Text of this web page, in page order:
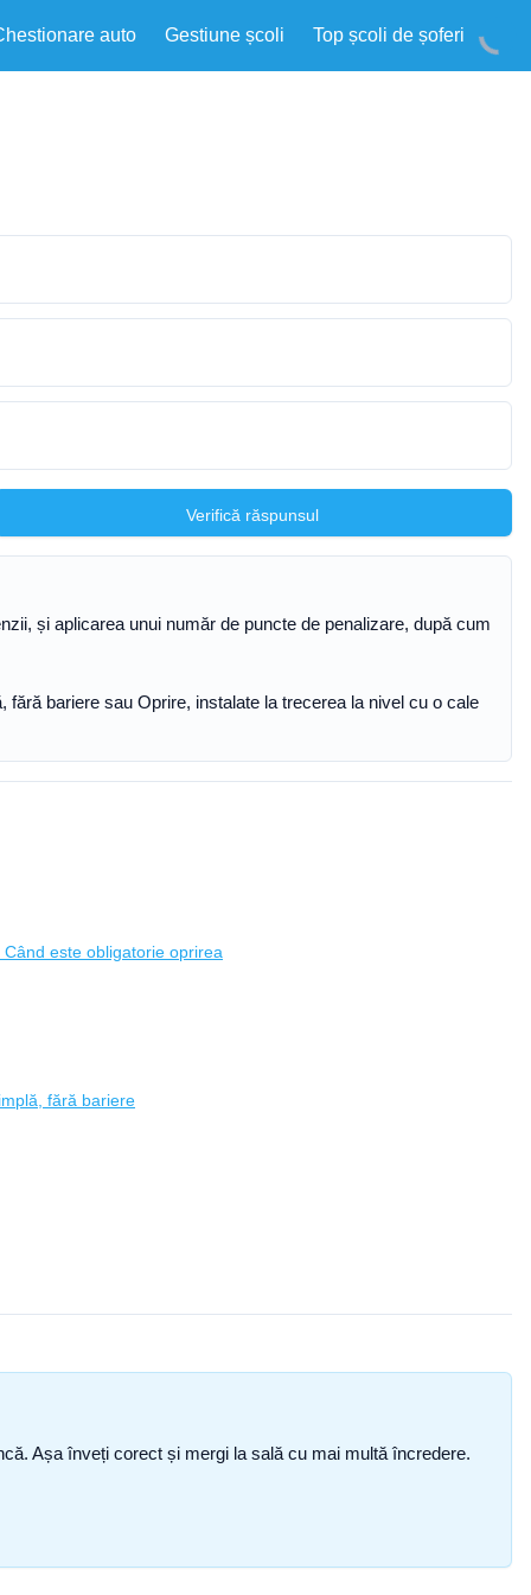
auto Gestiune școli Top școli de șoferi
Verifică răspunsul
și aplicarea unui număr de puncte de penalizare, după cum
bariere sau Oprire, instalate la trecerea la nivel cu o cale
este obligatorie oprirea
fără bariere
Așa înveți corect și mergi la sală cu mai multă încredere.